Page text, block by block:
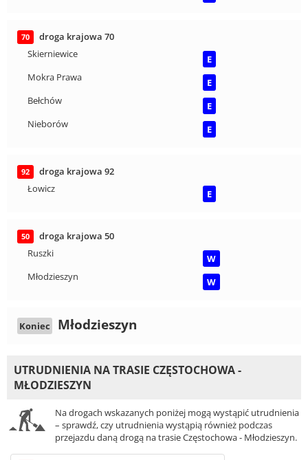
70
droga krajowa 70
Skierniewice
E
Mokra Prawa
E
Bełchów
E
Nieborów
E
92
droga krajowa 92
Łowicz
E
50
droga krajowa 50
Ruszki
W
Młodzieszyn
W
Koniec Młodzieszyn
UTRUDNIENIA NA TRASIE CZĘSTOCHOWA -
MŁODZIESZYN
Na drogach wskazanych poniżej mogą wystąpić utrudnienia
– sprawdź, czy utrudnienia wystąpią również podczas
przejazdu daną drogą na trasie Częstochowa - Młodzieszyn.